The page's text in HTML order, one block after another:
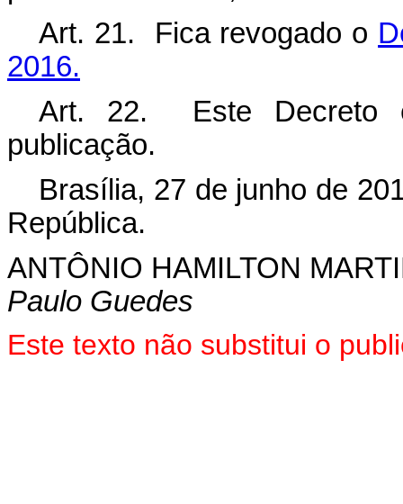
Art. 21. Fica revogado o
2016.
Art. 22. Este Decreto
publicação.
Brasília, 27 de junho de
República.
ANTÔNIO HAMILTON
Paulo Guedes
Este texto não substitui o